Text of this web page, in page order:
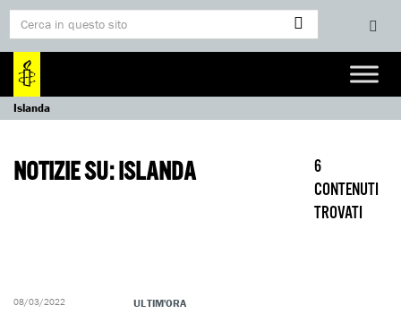
Islanda
NOTIZIE SU: ISLANDA
6
CONTENUTI
TROVATI
08/03/2022 ULTIM'ORA